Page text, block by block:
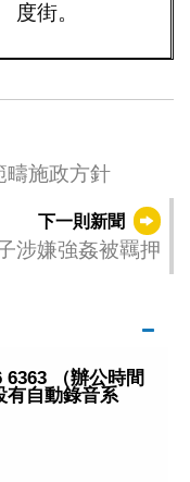
度街。
疇施政方針
下一則新聞
涉嫌強姦被羈押
（辦公時間
有自動錄音系